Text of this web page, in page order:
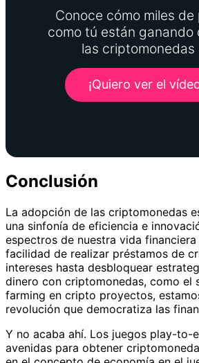
Conoce cómo miles de
como tú están ganando
las criptomonedas
¡Quiero ver el
Conclusión
La adopción de las criptomonedas
una sinfonía de eficiencia e
espectros de nuestra vida
facilidad de realizar préstamos de
intereses hasta desbloquear
dinero con criptomonedas, como el
farming en cripto proyectos,
revolución que democratiza las
Y no acaba ahí. Los juegos play-to-
avenidas para obtener